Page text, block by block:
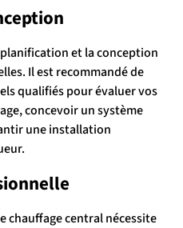
et la conception
Il est recommandé de
qualifiés pour évaluer vos
concevoir un système
une installation
chauffage central nécessite